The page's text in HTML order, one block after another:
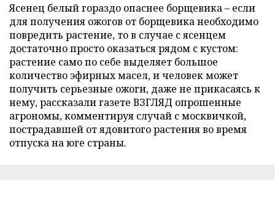
Ясенец белый гораздо опаснее борщевика – если
для получения ожогов от борщевика необходимо
повредить растение, то в случае с ясенцем
достаточно просто оказаться рядом с кустом:
растение само по себе выделяет большое
количество эфирных масел, и человек может
получить серьезные ожоги, даже не прикасаясь к
нему, рассказали газете ВЗГЛЯД опрошенные
агрономы, комментируя случай с москвичкой,
пострадавшей от ядовитого растения во время
отпуска на юге страны.